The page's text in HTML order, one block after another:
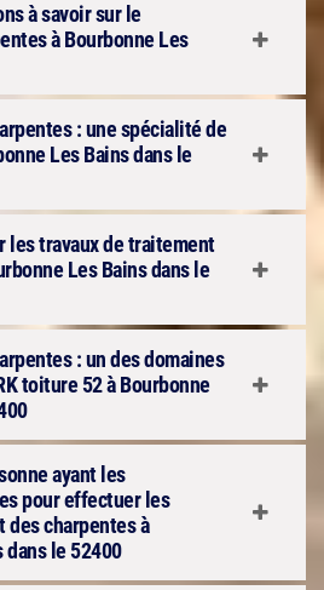
à savoir sur le
à Bourbonne Les
: une spécialité de
Les Bains dans le
les travaux de traitement
Les Bains dans le
: un des domaines
toiture 52 à Bourbonne
ayant les
pour effectuer les
des charpentes à
dans le 52400